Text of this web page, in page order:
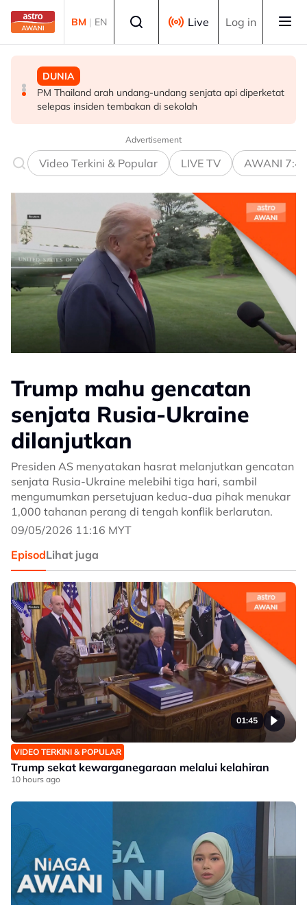
Skip to main content
BM | EN Live Log in
MALAYSIA
Berita tempatan pilihan sepanjang hari ini
MALAYSIA
Pengacara, ahli perniagaan ditahan bantu siasatan
audio siar sentuh isu sensitiviti agama
DUNIA
PM Thailand arah undang-undang senjata api diperketat
selepas insiden tembakan di sekolah
Advertisement
Video Terkini & Popular LIVE TV AWANI
Trump mahu gencatan
senjata Rusia-Ukraine
dilanjutkan
Presiden AS menyatakan hasrat melanjutkan gencatan
senjata Rusia-Ukraine melebihi tiga hari, sambil
mengumumkan persetujuan kedua-dua pihak menukar
1,000 tahanan perang di tengah konflik berlarutan.
09/05/2026 11:16 MYT
EpisodLihat juga
01:45
VIDEO TERKINI & POPULAR
Trump sekat kewarganegaraan melalui kelahiran
10 hours ago